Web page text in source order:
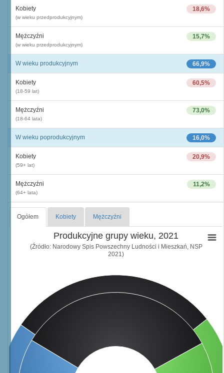
18,6%
Kobiety
(w wieku przedprodukcyjnym)
15,7%
Mężczyźni
(w wieku przedprodukcyjnym)
66,9%
W wieku produkcyjnym
60,5%
Kobiety
(18-59 lat)
73,0%
Mężczyźni
(18-64 lata)
16,0%
W wieku poprodukcyjnym
20,9%
Kobiety
(59+ lat)
11,2%
Mężczyźni
(64+ lata)
Ogółem Kobiety Mężczyźni
Produkcyjne grupy wieku, 2021
(Źródło: Narodowy Spis Powszechny Ludności i Mieszkań, NSP
2021)